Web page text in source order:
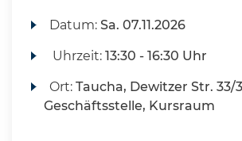
Datum:Sa. 07.11.2026
Uhrzeit:13:30 - 16:30 Uhr
Ort:Taucha, Dewitzer Str. 33/
Geschäftsstelle, Kursraum